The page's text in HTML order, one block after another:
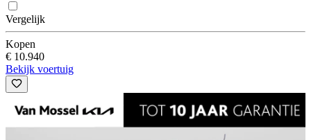
Vergelijk
Kopen
€ 10.940
Bekijk voertuig